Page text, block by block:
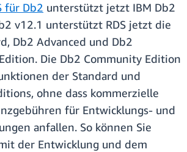
für Db2 unterstützt jetzt IBM Db2
v12.1 unterstützt RDS jetzt die
Db2 Advanced und Db2
Die Db2 Community Edition
der Standard und
ohne dass kommerzielle
für Entwicklungs- und
anfallen. So können Sie
der Entwicklung und dem